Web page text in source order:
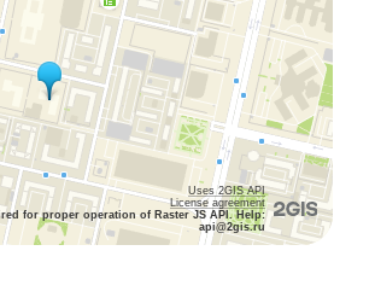
Uses 2GIS API
License agreement
for proper operation of Raster JS API. Help:
api@2gis.ru